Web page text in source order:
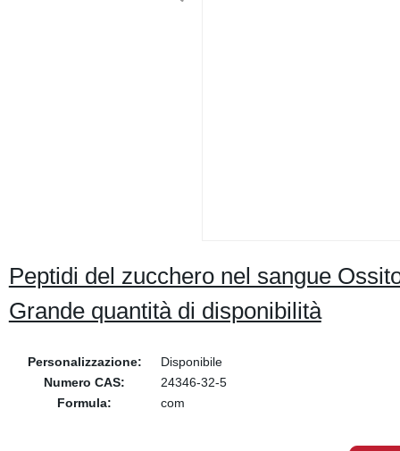
Peptidi del zucchero nel sangue
Grande quantità di disponibilità
Personalizzazione:
Disponibile
Numero CAS:
24346-32-5
Formula:
com